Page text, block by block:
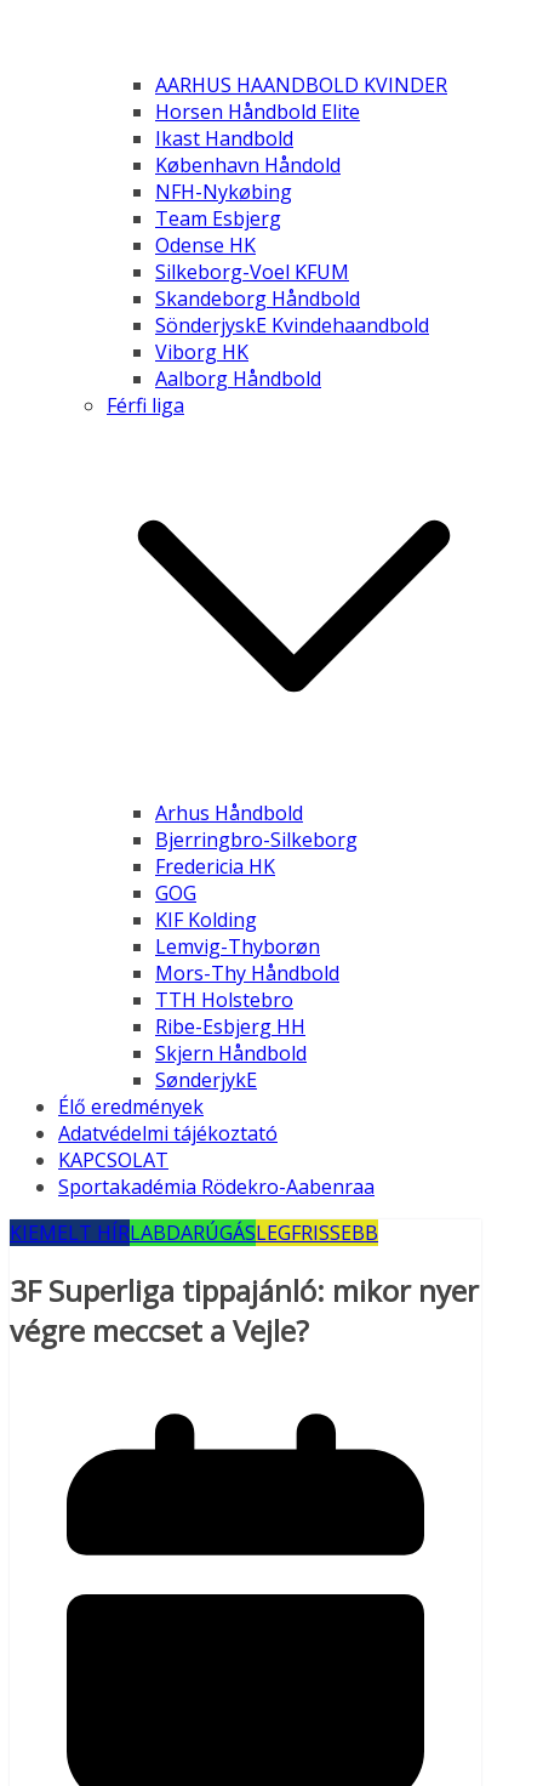
AARHUS HAANDBOLD KVINDER
Horsen Håndbold Elite
Ikast Handbold
København Håndold
NFH-Nykøbing
Team Esbjerg
Odense HK
Silkeborg-Voel KFUM
Skandeborg Håndbold
SönderjyskE Kvindehaandbold
Viborg HK
Aalborg Håndbold
Férfi liga
Arhus Håndbold
Bjerringbro-Silkeborg
Fredericia HK
GOG
KIF Kolding
Lemvig-Thyborøn
Mors-Thy Håndbold
TTH Holstebro
Ribe-Esbjerg HH
Skjern Håndbold
SønderjykE
Élő eredmények
Adatvédelmi tájékoztató
KAPCSOLAT
Sportakadémia Rödekro-Aabenraa
KIEMELT HÍRLABDARÚGÁSLEGFRISSEBB
3F Superliga tippajánló: mikor nyer
végre meccset a Vejle?